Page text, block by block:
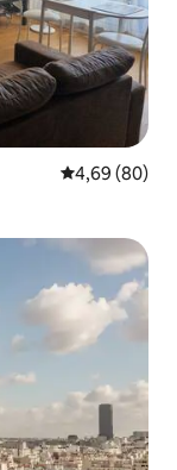
4,69 av 5 i
4,69 (80)